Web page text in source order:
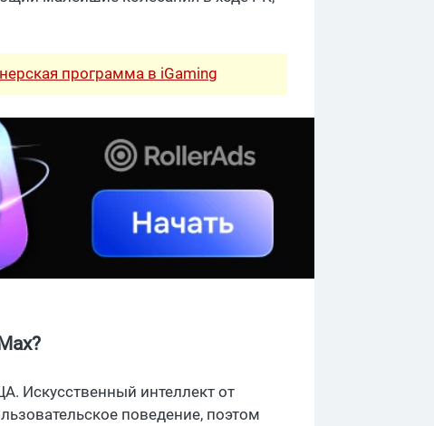
программа в iGaming
Искусственный интеллект от
поведение, поэтом